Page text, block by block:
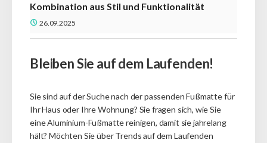
Kombination aus Stil und Funktionalität
26.09.2025
Bleiben Sie auf dem Laufenden!
Sie sind auf der Suche nach der passenden Fußmatte für
Ihr Haus oder Ihre Wohnung? Sie fragen sich, wie Sie
eine Aluminium-Fußmatte reinigen, damit sie jahrelang
hält? Möchten Sie über Trends auf dem Laufenden